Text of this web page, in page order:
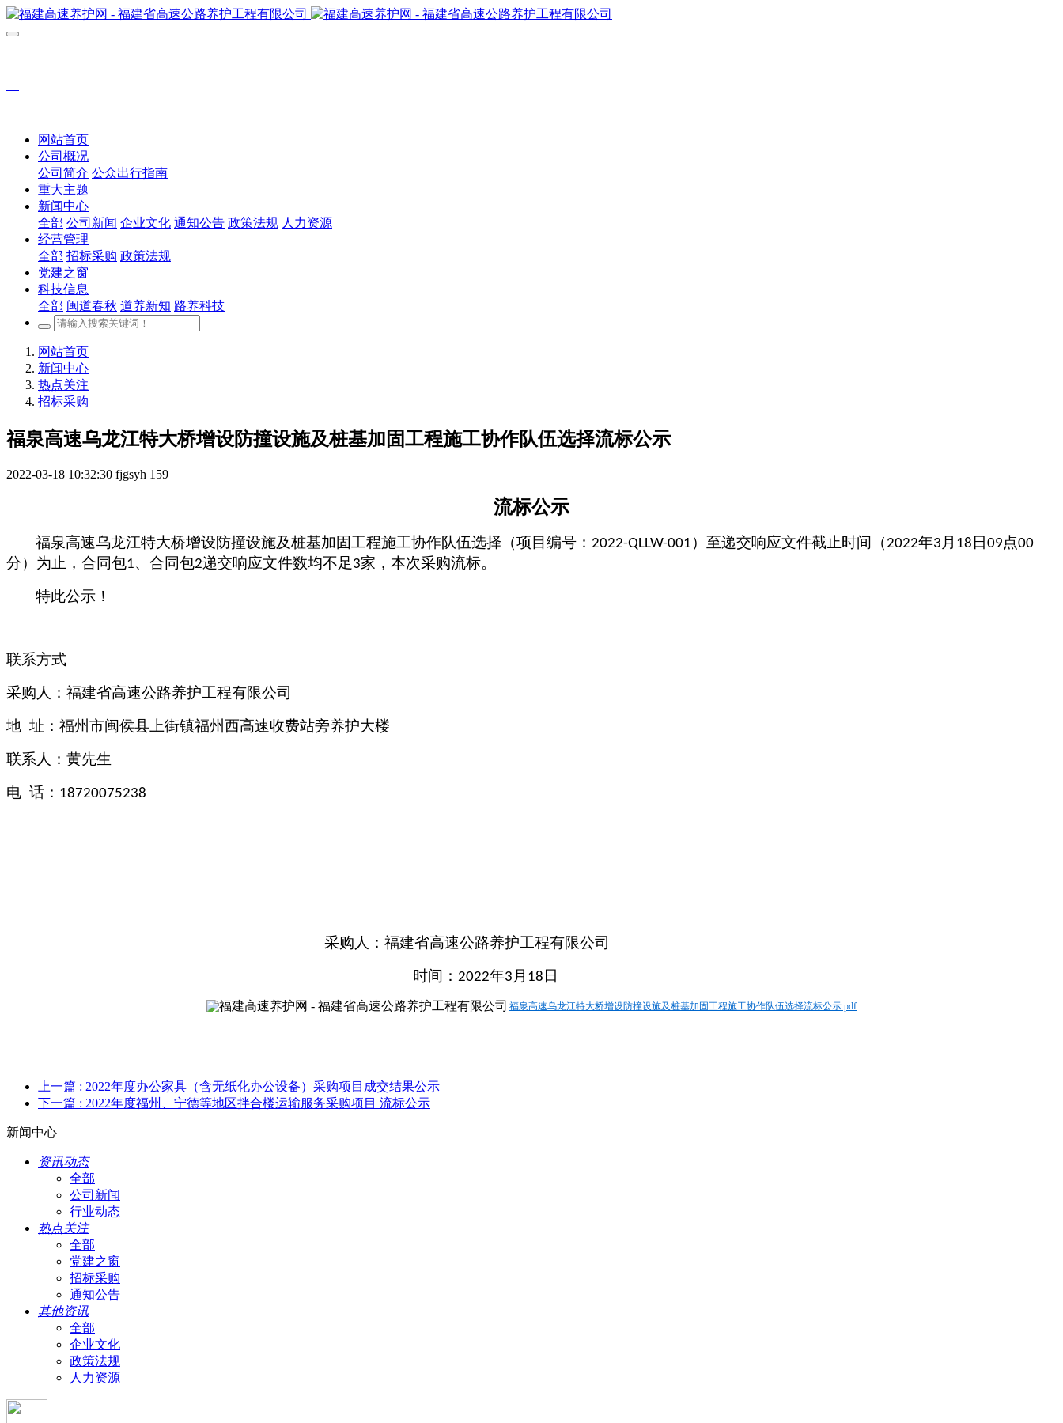
网站首页
公司概况
公司简介 公众出行指南
重大主题
新闻中心
全部 公司新闻 企业文化 通知公告 政策法规 人力资源
经营管理
全部 招标采购 政策法规
党建之窗
科技信息
全部 闽道春秋 道养新知 路养科技
网站首页
新闻中心
热点关注
招标采购
福泉高速乌龙江特大桥增设防撞设施及桩基加固工程施工协作队伍选择流标公示
2022-03-18 10:32:30 fjgsyh 159
流标公示
福泉高速乌龙江特大桥增设防撞设施及桩基加固工程施工协作队伍选择 （项目编号： 2022-QLLW-001 ）至递交响应文件截止时间（2022年3 月 18 日09点00
分）为止，合同包1、合同包2递交响应文件数均不足 3家，本次采购流标。
特此公示！
联系方式
采购人：福建省高速公路养护工程有限公司
地 址：福州市闽侯县上街镇福州西高速收费站旁养护大楼
联系人：黄先生
电 话： 18720075238
采购人：福建省高速公路养护工程有限公司
时间： 2022年3 月 18 日
福泉高速乌龙江特大桥增设防撞设施及桩基加固工程施工协作队伍选择流标公示.pdf
上一篇 : 2022年度办公家具（含无纸化办公设备）采购项目成交结果公示
下一篇 : 2022年度福州、宁德等地区拌合楼运输服务采购项目 流标公示
新闻中心
资讯动态
全部
公司新闻
行业动态
热点关注
全部
党建之窗
招标采购
通知公告
其他资讯
全部
企业文化
政策法规
人力资源